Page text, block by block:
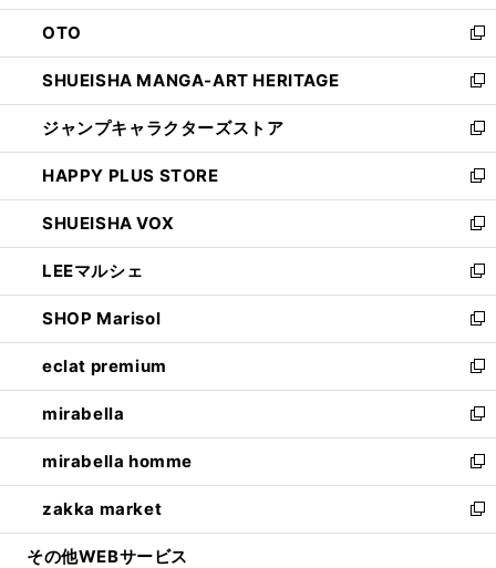
ウ
で
開
く
ン
ド
ウ
で
開
く
OTO
新
し
い
ウ
ィ
ン
ド
ウ
で
開
く
SHUEISHA MANGA-ART HERITAGE
新
し
い
ウ
ィ
ン
ド
ウ
で
開
く
ジャンプキャラクターズストア
新
し
い
ウ
ィ
ン
ド
ウ
で
開
く
HAPPY PLUS STORE
新
し
い
ウ
ィ
ン
ド
ウ
で
開
く
SHUEISHA VOX
新
し
い
ウ
ィ
ン
ド
ウ
で
開
く
LEEマルシェ
新
し
い
ウ
ィ
ン
ド
ウ
で
開
く
SHOP Marisol
新
し
い
ウ
ィ
ン
ド
ウ
で
開
eclat premium
新
し
い
ウ
ィ
ン
ド
ウ
mirabella
新
し
い
ウ
ィ
ン
mirabella homme
新
し
い
ウ
zakka market
新
し
その他WEBサービス